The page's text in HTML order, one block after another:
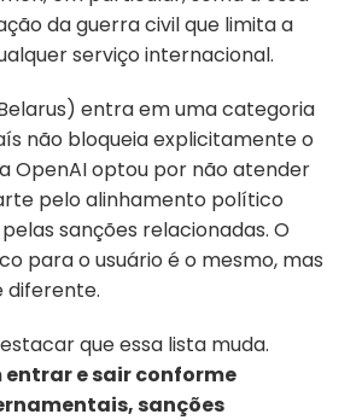
da guerra civil que limita a
serviço internacional.
entra em uma categoria
não bloqueia explicitamente o
OpenAI optou por não atender
pelo alinhamento político
sanções relacionadas. O
para o usuário é o mesmo, mas
diferente.
entrar e sair conforme
sanções